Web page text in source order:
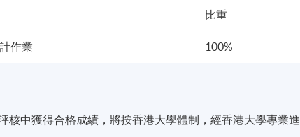
比重
作業 100%
核中獲得合格成績，將按香港大學體制，經香港大學專業進